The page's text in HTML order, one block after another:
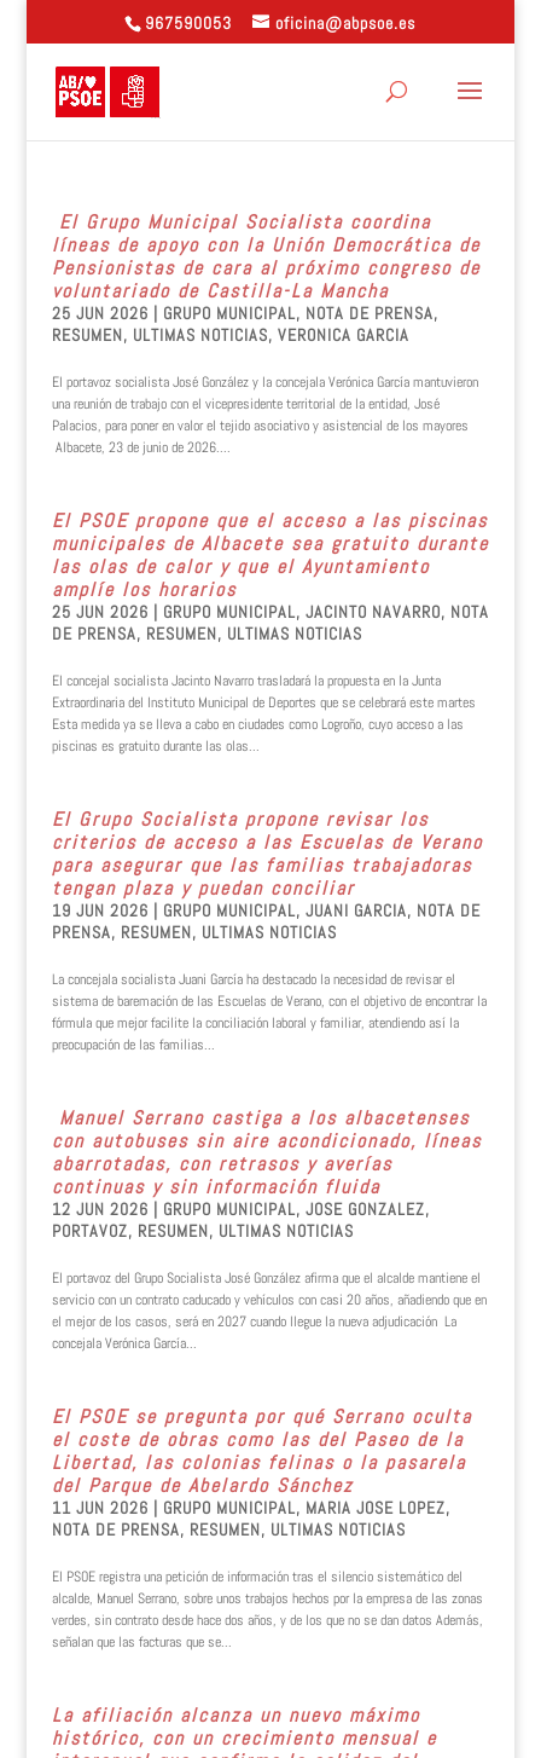
967590053 oficina@abpsoe.es
El Grupo Municipal Socialista coordina
líneas de apoyo con la Unión Democrática de
Pensionistas de cara al próximo congreso de
voluntariado de Castilla-La Mancha
25 JUN 2026 | GRUPO MUNICIPAL, NOTA DE PRENSA,
RESUMEN, ULTIMAS NOTICIAS, VERONICA GARCIA
El portavoz socialista José González y la concejala Verónica García mantuvieron
una reunión de trabajo con el vicepresidente territorial de la entidad, José
Palacios, para poner en valor el tejido asociativo y asistencial de los mayores
Albacete, 23 de junio de 2026....
El PSOE propone que el acceso a las piscinas
municipales de Albacete sea gratuito durante
las olas de calor y que el Ayuntamiento
amplíe los horarios
25 JUN 2026 | GRUPO MUNICIPAL, JACINTO NAVARRO, NOTA
DE PRENSA, RESUMEN, ULTIMAS NOTICIAS
El concejal socialista Jacinto Navarro trasladará la propuesta en la Junta
Extraordinaria del Instituto Municipal de Deportes que se celebrará este martes
Esta medida ya se lleva a cabo en ciudades como Logroño, cuyo acceso a las
piscinas es gratuito durante las olas...
El Grupo Socialista propone revisar los
criterios de acceso a las Escuelas de Verano
para asegurar que las familias trabajadoras
tengan plaza y puedan conciliar
19 JUN 2026 | GRUPO MUNICIPAL, JUANI GARCIA, NOTA DE
PRENSA, RESUMEN, ULTIMAS NOTICIAS
La concejala socialista Juani García ha destacado la necesidad de revisar el
sistema de baremación de las Escuelas de Verano, con el objetivo de encontrar la
fórmula que mejor facilite la conciliación laboral y familiar, atendiendo así la
preocupación de las familias...
Manuel Serrano castiga a los albacetenses
con autobuses sin aire acondicionado, líneas
abarrotadas, con retrasos y averías
continuas y sin información fluida
12 JUN 2026 | GRUPO MUNICIPAL, JOSE GONZALEZ,
PORTAVOZ, RESUMEN, ULTIMAS NOTICIAS
El portavoz del Grupo Socialista José González afirma que el alcalde mantiene el
servicio con un contrato caducado y vehículos con casi 20 años, añadiendo que en
el mejor de los casos, será en 2027 cuando llegue la nueva adjudicación La
concejala Verónica García...
El PSOE se pregunta por qué Serrano oculta
el coste de obras como las del Paseo de la
Libertad, las colonias felinas o la pasarela
del Parque de Abelardo Sánchez
11 JUN 2026 | GRUPO MUNICIPAL, MARIA JOSE LOPEZ,
NOTA DE PRENSA, RESUMEN, ULTIMAS NOTICIAS
El PSOE registra una petición de información tras el silencio sistemático del
alcalde, Manuel Serrano, sobre unos trabajos hechos por la empresa de las zonas
verdes, sin contrato desde hace dos años, y de los que no se dan datos Además,
señalan que las facturas que se...
La afiliación alcanza un nuevo máximo
histórico, con un crecimiento mensual e